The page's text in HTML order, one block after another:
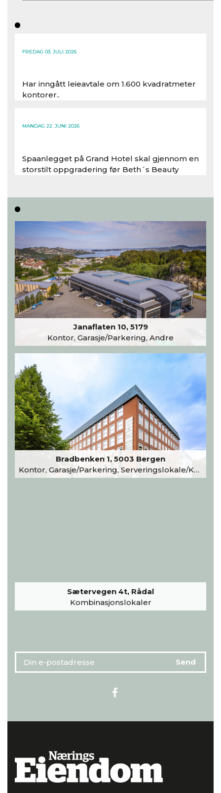
FREDAG 03. JULI 2026
Har inngått leieavtale om 1.600 kvadratmeter
kontorer..
MANDAG 22. JUNI 2026
Spaanlegget på Grand Hotel skal gjennom en
storstilt oppgradering før Beth´s Beauty
Les hele artikkelen
Janaflaten 10, 5179
Kontor, Garasje/Parkering, Andre
Bradbenken 1, 5003 Bergen
Kontor, Garasje/Parkering, Serveringslokale/Kantine, Undervisning/Arrangement
Sætervegen 4t, Rådal
Kombinasjonslokaler